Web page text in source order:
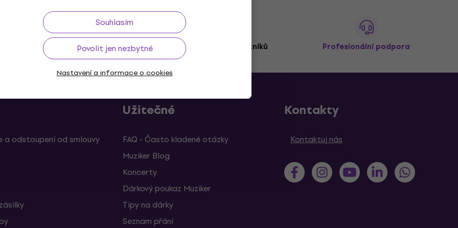
Souhlasím
Povolit jen nezbytné
Nastavení a informace o cookies
30 dnů Doprava zdarmaod 2 500 Kč 3M+ zákazníků Profesionální podpora
a odstoupení od smlouvy
Užitečné
FAQ - Často kladené otázky
Muziker Blog
Koncerty
Dárkový poukaz Muziker
Tipy na dárky
Seznam přání
Kontakty
Kontaktuj nás